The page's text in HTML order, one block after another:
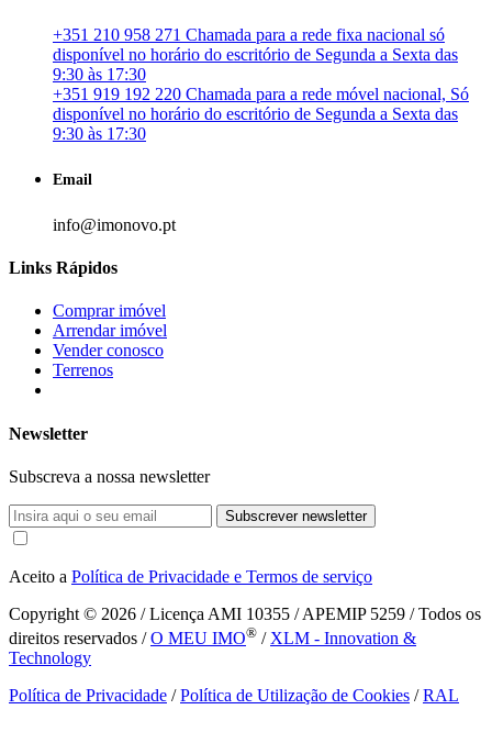
+351 210 958 271 Chamada para a rede fixa nacional só
disponível no horário do escritório de Segunda a Sexta das
9:30 às 17:30
+351 919 192 220 Chamada para a rede móvel nacional, Só
disponível no horário do escritório de Segunda a Sexta das
9:30 às 17:30
Email
info@imonovo.pt
Links Rápidos
Comprar imóvel
Arrendar imóvel
Vender conosco
Terrenos
Newsletter
Subscreva a nossa newsletter
Subscrever newsletter
Aceito a Política de Privacidade e Termos de serviço
Copyright © 2026 / Licença AMI 10355 / APEMIP 5259 / Todos os
direitos reservados /O MEU IMO® / XLM - Innovation &
Technology
Política de Privacidade /Política de Utilização de Cookies /RAL